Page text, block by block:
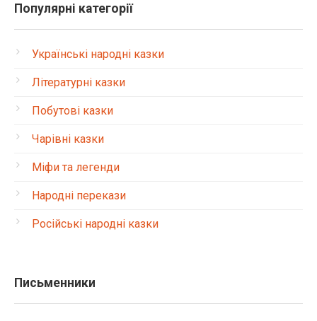
Популярні категорії
Українські народні казки
Літературні казки
Побутові казки
Чарівні казки
Міфи та легенди
Народні перекази
Російські народні казки
Письменники